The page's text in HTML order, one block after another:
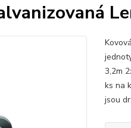
3,2m
ks na
jsou